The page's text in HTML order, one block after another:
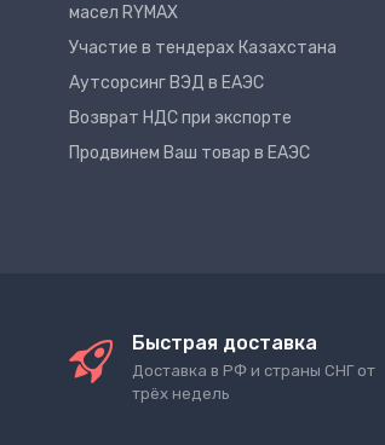
масел RYMAX
Участие в тендерах Казахстана
Аутсорсинг ВЭД в ЕАЭС
Возврат НДС при экспорте
Продвинем Ваш товар в ЕАЭС
Быстрая доставка
Доставка в РФ и страны СНГ от
трёх недель